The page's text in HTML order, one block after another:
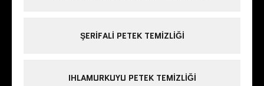
ŞERIFALI PETEK TEMIZLIĞI
IHLAMURKUYU PETEK TEMIZLIĞI